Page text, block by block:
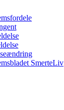
SmerteLiv